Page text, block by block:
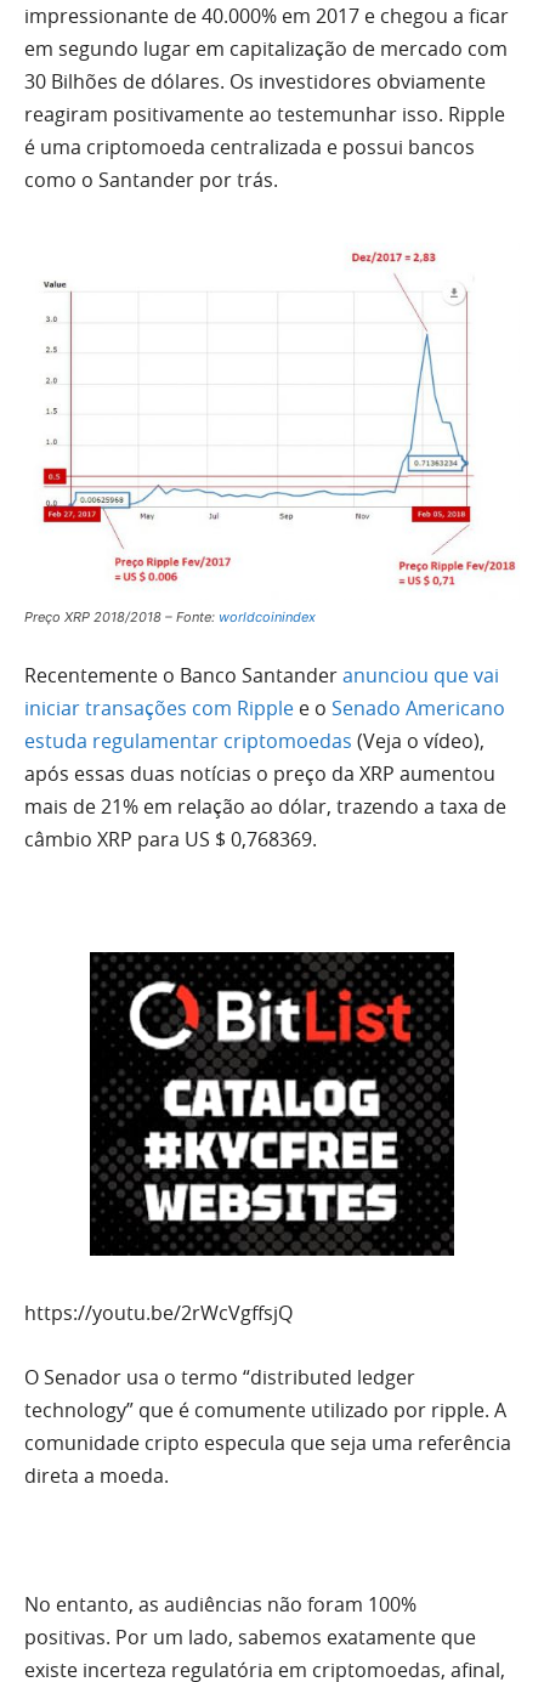
impressionante de 40.000% em 2017 e chegou a ficar
em segundo lugar em capitalização de mercado com
30 Bilhões de dólares. Os investidores obviamente
reagiram positivamente ao testemunhar isso. Ripple
é uma criptomoeda centralizada e possui bancos
como o Santander por trás.
Preço XRP 2018/2018 – Fonte: worldcoinindex
Recentemente o Banco Santanderanunciou que vai
iniciar transações com Ripple e o Senado Americano
estuda regulamentar criptomoedas (Veja o vídeo),
após essas duas notícias o preço da XRP aumentou
mais de 21% em relação ao dólar, trazendo a taxa de
câmbio XRP para US $ 0,768369.
https://youtu.be/2rWcVgffsjQ
O Senador usa o termo “distributed ledger
technology” que é comumente utilizado por ripple. A
comunidade cripto especula que seja uma referência
direta a moeda.
No entanto, as audiências não foram 100%
positivas. Por um lado, sabemos exatamente que
existe incerteza regulatória em criptomoedas, afinal,